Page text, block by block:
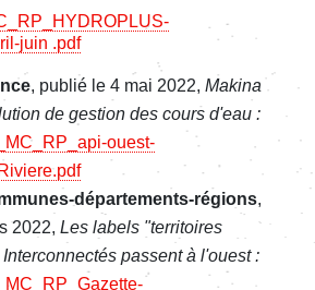
juin .pdf
, publié le 4 mai 2022, Makina
de gestion des cours d'eau :
ouest-
départements-régions,
2022, Les labels "territoires
passent à l'ouest :